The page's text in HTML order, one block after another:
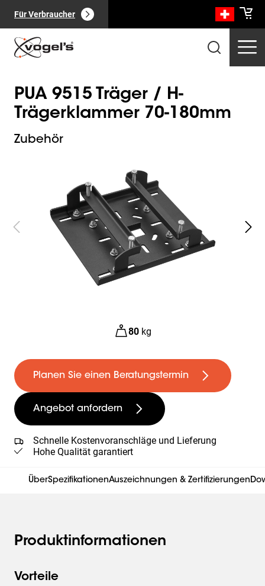
Für Verbraucher
(0 Alle anzeigen
PUA 9515 Träger / H-
Trägerklammer 70-180mm
Zubehör
80 kg
Planen Sie einen Beratungstermin
Angebot anfordern
Schnelle Kostenvoranschläge und Lieferung
Hohe Qualität garantiert
ÜberSpezifikationenAuszeichnungen & Zertifizierungen
Produktinformationen
Vorteile